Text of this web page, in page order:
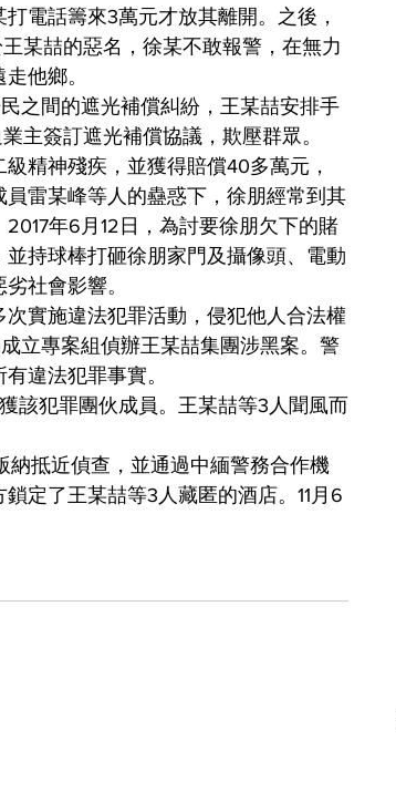
電話籌來3萬元才放其離開。之後，
某喆的惡名，徐某不敢報警，在無力
他鄉。
間的遮光補償糾紛，王某喆安排手
主簽訂遮光補償協議，欺壓群眾。
精神殘疾，並獲得賠償40多萬元，
雷某峰等人的蠱惑下，徐朋經常到其
年6月12日，為討要徐朋欠下的賭
持球棒打砸徐朋家門及攝像頭、電動
社會影響。
實施違法犯罪活動，侵犯他人合法權
立專案組偵辦王某喆集團涉黑案。警
違法犯罪事實。
犯罪團伙成員。王某喆等3人聞風而
抵近偵查，並通過中緬警務合作機
定了王某喆等3人藏匿的酒店。11月6